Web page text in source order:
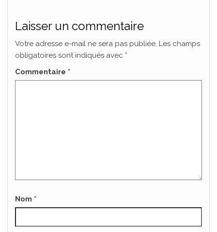
Laisser un commentaire
Votre adresse e-mail ne sera pas publiée. Les champs
obligatoires sont indiqués avec *
Commentaire *
Nom *